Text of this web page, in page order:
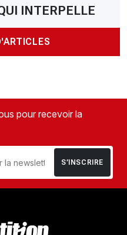
INTERPELLE
pour recevoir la
S’INSCRIRE